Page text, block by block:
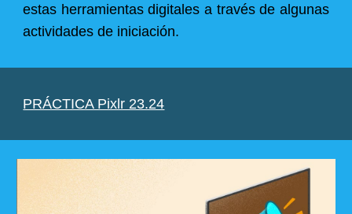
estas herramientas digitales a través de algunas
actividades de iniciación.
PRÁCTICA Pixlr 23.24